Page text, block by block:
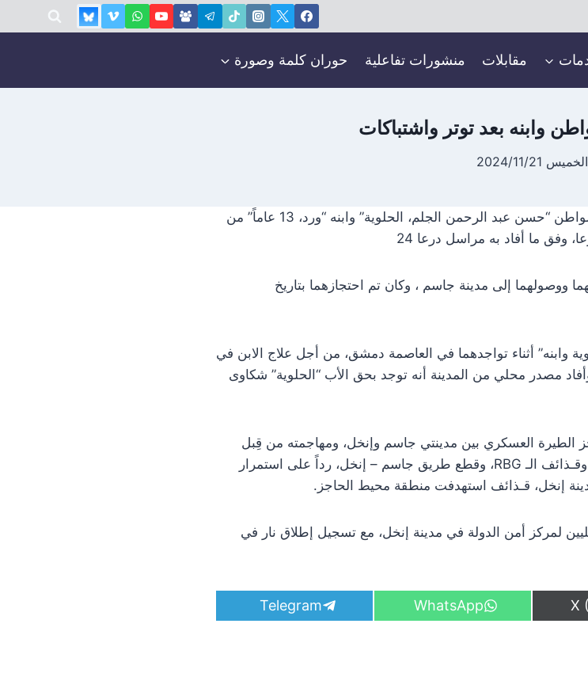
مقابلات منشورات تفاعلية حوران كلمة وصورة
وابنه بعد توتر واشتباكات
الخميس 2024/11/21
أطـلقت الأجهزة الأمنية يوم أول أمس سراح المواطن “حسن عبد الرحمن الجلم، الحلوية” وابنه “ورد، 13 عاماً” من
ما أفاد به مراسل درعا 24
ووصولهما إلى مدينة جاسم ، وكان تم احتجازهما بتاريخ
أمنية “الحلوية وابنه” أثناء تواجدهما في العاصمة دمشق، من أجل علاج الابن في
مصدر محلي من المدينة أنه توجد بحق الأب “الحلوية” شكاوى
الطيرة العسكري بين مدينتي جاسم وإنخل، ومهاجمته من قِبل
مسلحين محليين بالأسلحة الخفيفة والمتوسطة، وقـذائف الـ RBG، وقطع طريق جاسم – إنخل، رداً على استمرار
محليين لمركز أمن الدولة في مدينة إنخل، مع تسجيل إطلاق نار في
X
S
h
WhatsApp
S
h
Telegram